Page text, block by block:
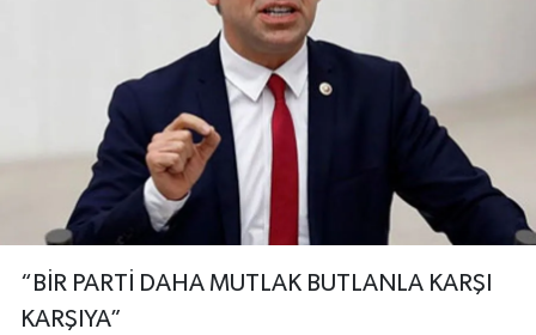
“BİR PARTİ DAHA MUTLAK BUTLANLA KARŞI
KARŞIYA”